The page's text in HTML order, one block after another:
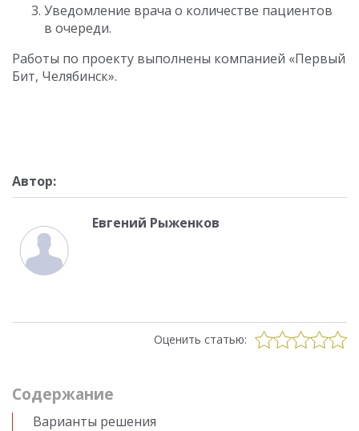
Уведомление врача о количестве пациентов
в очереди.
Работы по проекту выполнены компанией «Первый
Бит, Челябинск».
Автор:
Евгений Рыженков
Оценить статью:
Cодержание
Варианты решения